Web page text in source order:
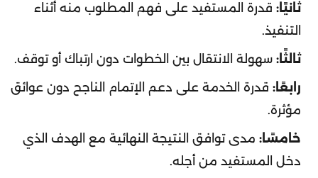
ثانيًا: قدرة المستفيد على فهم المطلوب منه أثناء
التنفيذ.
ثالثًا: سهولة الانتقال بين الخطوات دون ارتباك أو توقف.
رابعًا: قدرة الخدمة على دعم الإتمام الناجح دون عوائق
مؤثرة.
خامسًا: مدى توافق النتيجة النهائية مع الهدف الذي
دخل المستفيد من أجله.